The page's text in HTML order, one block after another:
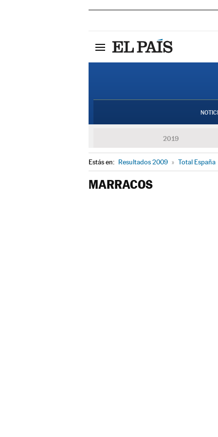
2019
Estás en: Resultados 2009 » Total España
MARRACOS